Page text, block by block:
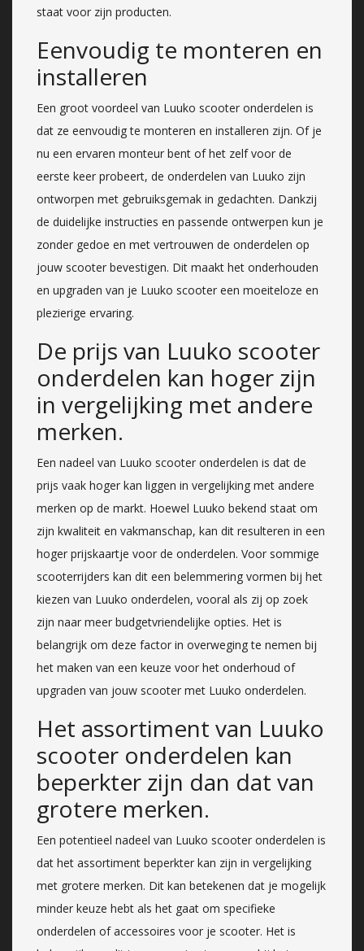
staat voor zijn producten.
Eenvoudig te monteren en
installeren
Een groot voordeel van Luuko scooter onderdelen is
dat ze eenvoudig te monteren en installeren zijn. Of je
nu een ervaren monteur bent of het zelf voor de
eerste keer probeert, de onderdelen van Luuko zijn
ontworpen met gebruiksgemak in gedachten. Dankzij
de duidelijke instructies en passende ontwerpen kun je
zonder gedoe en met vertrouwen de onderdelen op
jouw scooter bevestigen. Dit maakt het onderhouden
en upgraden van je Luuko scooter een moeiteloze en
plezierige ervaring.
De prijs van Luuko scooter
onderdelen kan hoger zijn
in vergelijking met andere
merken.
Een nadeel van Luuko scooter onderdelen is dat de
prijs vaak hoger kan liggen in vergelijking met andere
merken op de markt. Hoewel Luuko bekend staat om
zijn kwaliteit en vakmanschap, kan dit resulteren in een
hoger prijskaartje voor de onderdelen. Voor sommige
scooterrijders kan dit een belemmering vormen bij het
kiezen van Luuko onderdelen, vooral als zij op zoek
zijn naar meer budgetvriendelijke opties. Het is
belangrijk om deze factor in overweging te nemen bij
het maken van een keuze voor het onderhoud of
upgraden van jouw scooter met Luuko onderdelen.
Het assortiment van Luuko
scooter onderdelen kan
beperkter zijn dan dat van
grotere merken.
Een potentieel nadeel van Luuko scooter onderdelen is
dat het assortiment beperkter kan zijn in vergelijking
met grotere merken. Dit kan betekenen dat je mogelijk
minder keuze hebt als het gaat om specifieke
onderdelen of accessoires voor je scooter. Het is